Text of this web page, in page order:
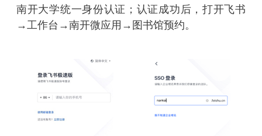
南开大学统一身份认证；认证成功后，打开飞书
→工作台→南开微应用→图书馆预约。